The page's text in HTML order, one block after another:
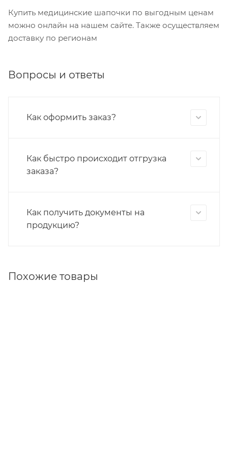
Купить медицинские шапочки по выгодным ценам
можно онлайн на нашем сайте. Также осуществляем
доставку по регионам
Вопросы и ответы
Как оформить заказ?
Как быстро происходит отгрузка
заказа?
Как получить документы на
продукцию?
Похожие товары